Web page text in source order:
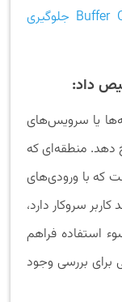
چگونه از حملات Buffer Overflow جلوگیری
داد:
یا سرویس‌های
دهد. منطقه‌ای که
که با ورودی‌های
سروکار دارد،
استفاده فراهم
بررسی وجود